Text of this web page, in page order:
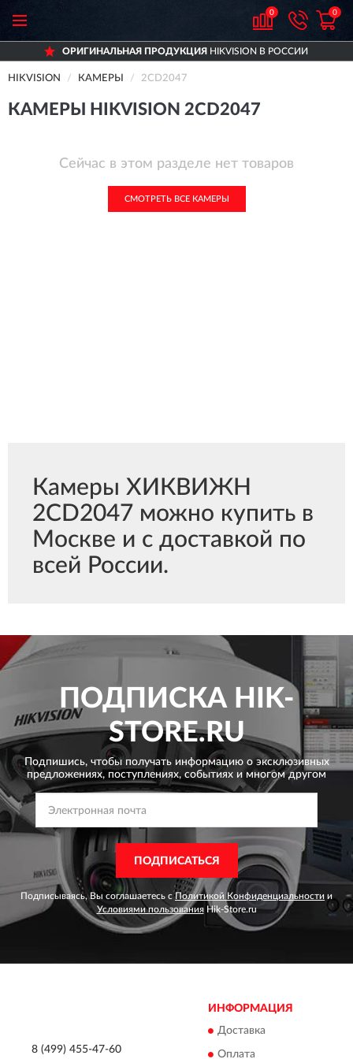
0 0
ОРИГИНАЛЬНАЯ ПРОДУКЦИЯ HIKVISION В РОССИИ
HIKVISION КАМЕРЫ 2CD2047
КАМЕРЫ HIKVISION 2CD2047
Сейчас в этом разделе нет товаров
СМОТРЕТЬ ВСЕ КАМЕРЫ
Камеры ХИКВИЖН
2CD2047 можно купить в
Москве и с доставкой по
всей России.
ПОДПИСКА HIK-
STORE.RU
Подпишись, чтобы получать информацию о эксклюзивных
предложениях, поступлениях, событиях и многом другом
ПОДПИСАТЬСЯ
Подписываясь, Вы соглашаетесь сПолитикой Конфиденциальности и
Условиями пользованияHik-Store.ru
8 (499) 455-47-60
ИНФОРМАЦИЯ
Доставка
Оплата